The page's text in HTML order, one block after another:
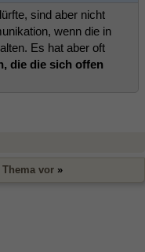
sind aber nicht
wenn die in
Es hat aber oft
die die sich offen
Thema vor »